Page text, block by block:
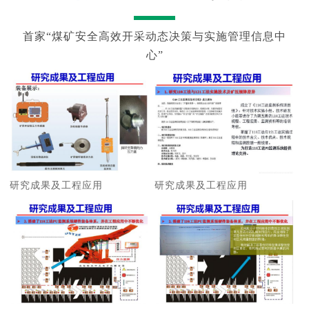
首家“煤矿安全高效开采动态决策与实施管理信息中
心”
研究成果及工程应用 研究成果及工程应用